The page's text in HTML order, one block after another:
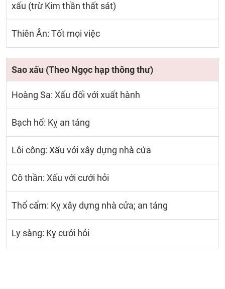
xấu (trừ Kim thần thất sát)
Thiên Ân: Tốt mọi việc
Sao xấu (Theo Ngọc hạp thông thư)
Hoàng Sa: Xấu đối với xuất hành
Bạch hổ: Kỵ an táng
Lôi công: Xấu với xây dựng nhà cửa
Cô thần: Xấu với cưới hỏi
Thổ cẩm: Kỵ xây dựng nhà cửa; an táng
Ly sàng: Kỵ cưới hỏi